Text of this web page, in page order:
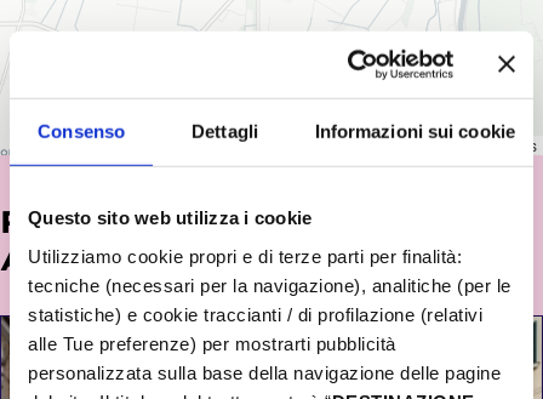
Consenso Dettagli Informazioni sui cookie
Questo sito web utilizza i cookie
Utilizziamo cookie propri e di terze parti per finalità:
tecniche (necessari per la navigazione), analitiche (per le
statistiche) e cookie traccianti / di profilazione (relativi
alle Tue preferenze) per mostrarti pubblicità
personalizzata sulla base della navigazione delle pagine
Leaflet |© OpenStreetMap contributors
POTREBBE INTERESSARTI
ANCHE...